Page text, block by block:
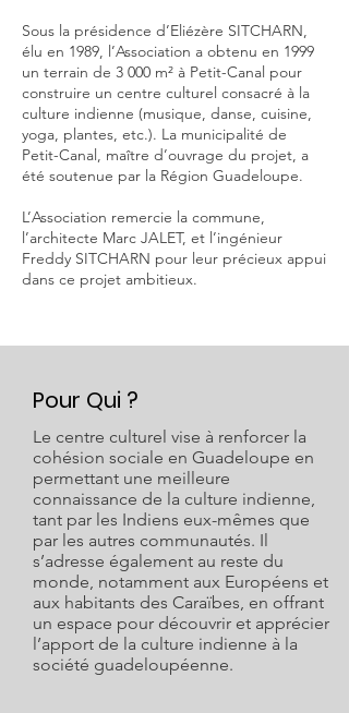
Sous la présidence d’Eliézère SITCHARN,
élu en 1989, l’Association a obtenu en 1999
un terrain de 3 000 m² à Petit-Canal pour
construire un centre culturel consacré à la
culture indienne (musique, danse, cuisine,
yoga, plantes, etc.). La municipalité de
Petit-Canal, maître d’ouvrage du projet, a
été soutenue par la Région Guadeloupe.
L’Association remercie la commune,
l’architecte Marc JALET, et l’ingénieur
Freddy SITCHARN pour leur précieux appui
dans ce projet ambitieux.
Pour Qui ?
Le centre culturel vise à renforcer la
cohésion sociale en Guadeloupe en
permettant une meilleure
connaissance de la culture indienne,
tant par les Indiens eux-mêmes que
par les autres communautés. Il
s’adresse également au reste du
monde, notamment aux Européens et
aux habitants des Caraïbes, en offrant
un espace pour découvrir et apprécier
l’apport de la culture indienne à la
société guadeloupéenne.